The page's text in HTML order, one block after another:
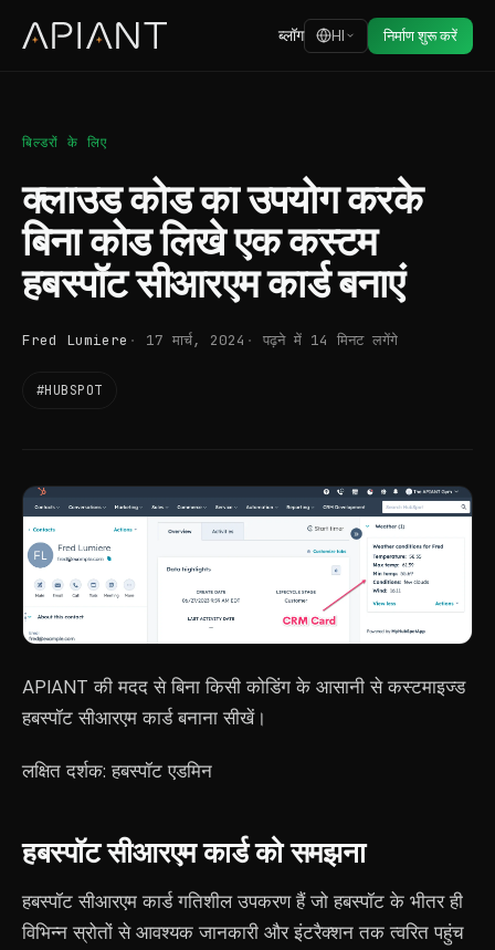
ब्लॉग HI निर्माण शुरू करें
बिल्डरों के लिए
क्लाउड कोड का उपयोग करके
बिना कोड लिखे एक कस्टम
हबस्पॉट सीआरएम कार्ड बनाएं
Fred Lumiere 17 मार्च, 2024 पढ़ने में 14 मिनट लगेंगे
#HUBSPOT
APIANT की मदद से बिना किसी कोडिंग के आसानी से कस्टमाइज्ड
हबस्पॉट सीआरएम कार्ड बनाना सीखें।
लक्षित दर्शक: हबस्पॉट एडमिन
हबस्पॉट सीआरएम कार्ड को समझना
हबस्पॉट सीआरएम कार्ड गतिशील उपकरण हैं जो हबस्पॉट के भीतर ही
विभिन्न स्रोतों से आवश्यक जानकारी और इंटरैक्शन तक त्वरित पहुंच